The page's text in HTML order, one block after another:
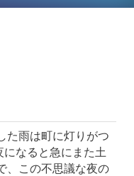
た雨は町に灯りがつ
になると急にまた土
、この不思議な夜の